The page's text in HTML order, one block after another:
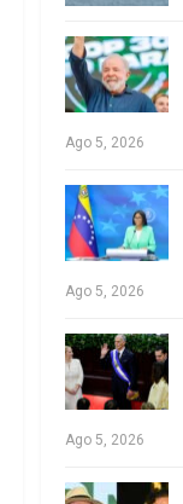
Ago 5, 2026
Ago 5, 2026
Ago 5, 2026